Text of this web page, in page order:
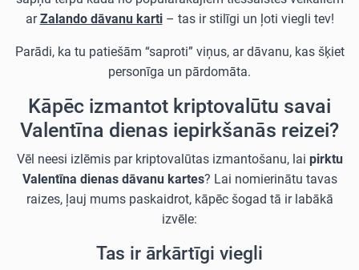
arZalando dāvanu karti– tas ir stilīgi un ļoti viegli tev!
Parādi, ka tu patiešām “saproti” viņus, ar dāvanu, kas šķiet
personīga un pārdomāta.
Kāpēc izmantot kriptovalūtu savai
Valentīna dienas iepirkšanās reizei?
Vēl neesi izlēmis par kriptovalūtas izmantošanu, lai pirktu
Valentīna dienas dāvanu kartes? Lai nomierinātu tavas
raizes, ļauj mums paskaidrot, kāpēc šogad tā ir labākā
izvēle:
Tas ir ārkārtīgi viegli